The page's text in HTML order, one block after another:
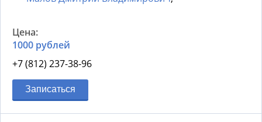
1000 рублей
+7 (812) 237-38-96
Записаться